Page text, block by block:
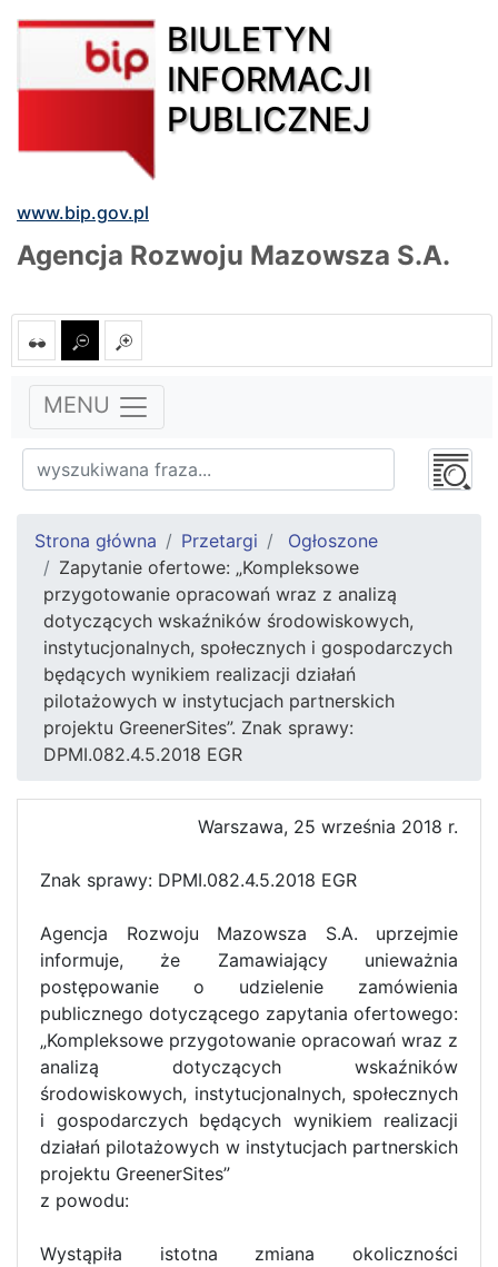
BIULETYN
INFORMACJI
PUBLICZNEJ
www.bip.gov.pl
Agencja Rozwoju Mazowsza S.A.
MENU
Strona główna Przetargi
Ogłoszone
Zapytanie ofertowe: „Kompleksowe
przygotowanie opracowań wraz z analizą
dotyczących wskaźników środowiskowych,
instytucjonalnych, społecznych i gospodarczych
będących wynikiem realizacji działań
pilotażowych w instytucjach partnerskich
projektu GreenerSites”. Znak sprawy:
DPMI.082.4.5.2018 EGR
Warszawa, 25 września 2018 r.
Znak sprawy: DPMI.082.4.5.2018 EGR
Agencja Rozwoju Mazowsza S.A. uprzejmie
informuje, że Zamawiający unieważnia
postępowanie o udzielenie zamówienia
publicznego dotyczącego zapytania ofertowego:
„Kompleksowe przygotowanie opracowań wraz z
analizą dotyczących wskaźników
środowiskowych, instytucjonalnych, społecznych
i gospodarczych będących wynikiem realizacji
działań pilotażowych w instytucjach partnerskich
projektu GreenerSites”
z powodu:
Wystąpiła istotna zmiana okoliczności